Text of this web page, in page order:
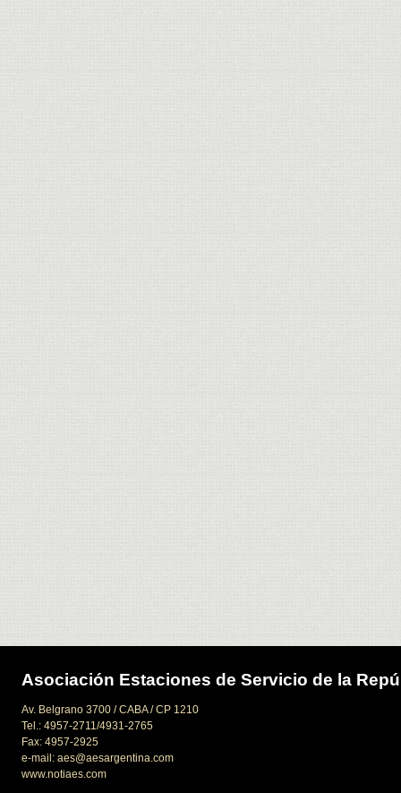
Asociación Estaciones de Servicio de la
Av. Belgrano 3700 / CABA / CP 1210
Tel.: 4957-2711/4931-2765
Fax: 4957-2925
e-mail: aes@aesargentina.com
www.notiaes.com